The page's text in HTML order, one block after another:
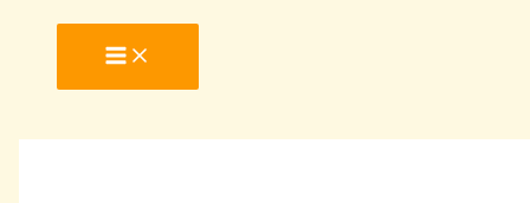
содержимому
MENU
МАКРОН